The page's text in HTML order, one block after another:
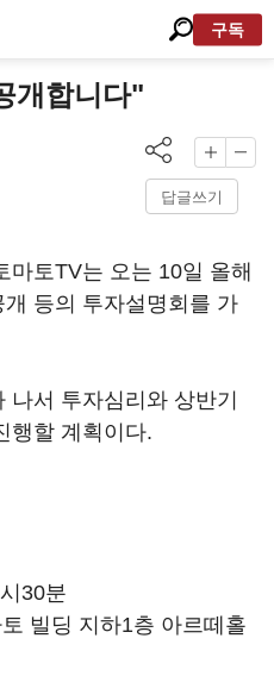
구독
개합니다"
답글쓰기
마토TV는 오는 10일 올해
등의 투자설명회를 가
서 투자심리와 상반기
행할 계획이다.
30분
빌딩 지하1층 아르떼홀